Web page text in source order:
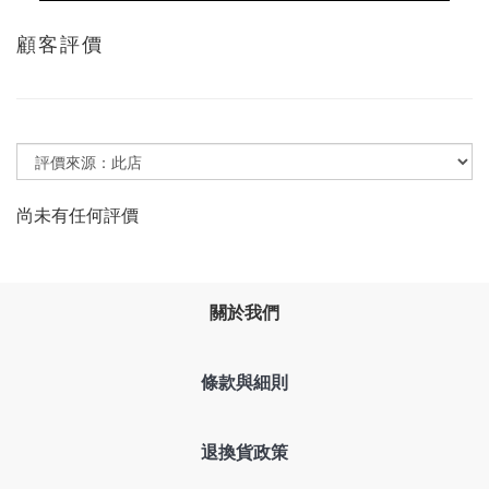
顧客評價
尚未有任何評價
關於我們
條款與細則
退換貨政策